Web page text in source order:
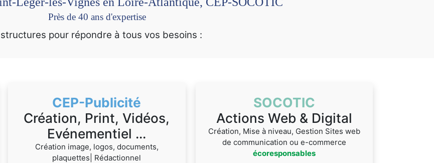
Près de 40 ans d'expertise
pour répondre à tous vos besoins :
CEP-Publicité
Création, Print, Vidéos,
Evénementiel ...
Création image, logos, documents,
plaquettes| Rédactionnel
SOCOTIC
Actions Web & Digital
Création, Mise à niveau, Gestion Sites web
de communication ou e-commerce
écoresponsables